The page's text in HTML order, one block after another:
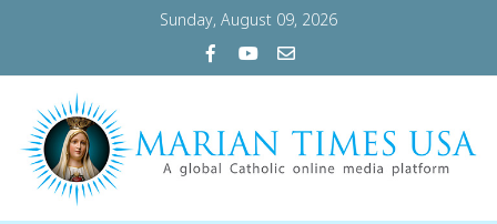
Sunday, August 09, 2026